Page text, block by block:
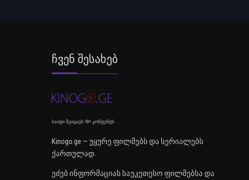
Ჩვენ Შესახებ
საიტი შეიცავს 18+ კონტენტს
Kinogo.ge — უყურე ფილმებს და სერიალებს
ქართულად.
ეძებ ინფორმაციას საუკეთესო ფილმებსა და